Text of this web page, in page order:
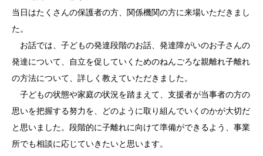
当日はたくさんの保護者の方、関係機関の方に来場いただきまし
た。
お話では、子どもの発達段階のお話、発達障がいのお子さんの
発達について、自立を促していくためのねんごろな親離れ子離れ
の方法について、詳しく教えていただきました。
子どもの状態や家庭の状況を踏まえて、支援者が当事者の方の
思いを把握する努力を、どのように取り組んでいくのかが大切だ
と思いました。段階的に子離れに向けて準備ができるよう、事業
所でも相談に応じていきたいと思います。